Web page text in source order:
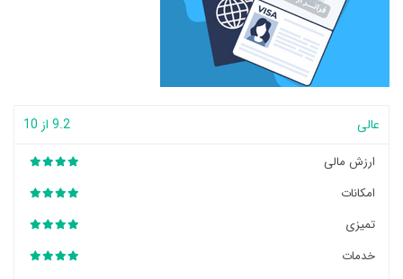
عالی 9.2 از 10
ارزش مالی
امکانات
تمیزی
خدمات